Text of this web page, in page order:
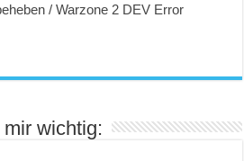
/ Warzone 2 DEV Error
wichtig: